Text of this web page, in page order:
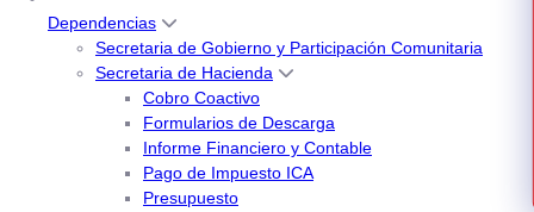
Dependencias
Secretaria de Gobierno y Participación Comunitaria
Secretaria de Hacienda
Cobro Coactivo
Formularios de Descarga
Informe Financiero y Contable
Pago de Impuesto ICA
Presupuesto